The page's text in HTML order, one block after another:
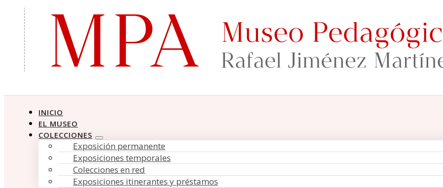
INICIO
EL MUSEO
COLECCIONES
Exposición permanente
Exposiciones temporales
Colecciones en red
Exposiciones itinerantes y préstamos